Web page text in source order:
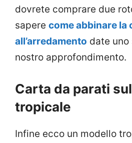
dovrete comprare due
sapere come abbinare la
all’arredamento date uno
nostro approfondimento.
Carta da parati
tropicale
Infine ecco un modello